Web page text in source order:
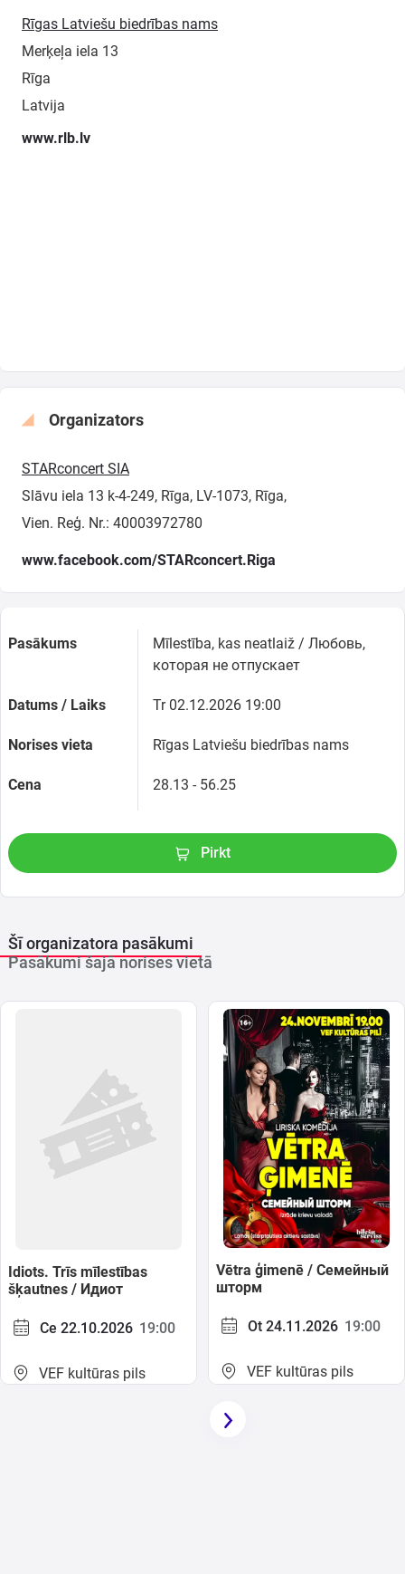
Rīgas Latviešu biedrības nams
Merķeļa iela 13
Rīga
Latvija
www.rlb.lv
Organizators
STARconcert SIA
Slāvu iela 13 k-4-249, Rīga, LV-1073, Rīga,
Vien. Reģ. Nr.: 40003972780
www.facebook.com/STARconcert.Riga
Pasākums
Mīlestība, kas neatlaiž / Любовь,
которая не отпускает
Datums / Laiks Tr 02.12.2026 19:00
Norises vieta Rīgas Latviešu biedrības nams
Cena 28.13 - 56.25
Pirkt
Šī organizatora pasākumi
Pasākumi šajā norises vietā
Idiots. Trīs mīlestības
šķautnes / Идиот
Ce 22.10.2026 19:00
VEF kultūras pils
Vētra ģimenē / Семейный
шторм
Ot 24.11.2026 19:00
VEF kultūras pils